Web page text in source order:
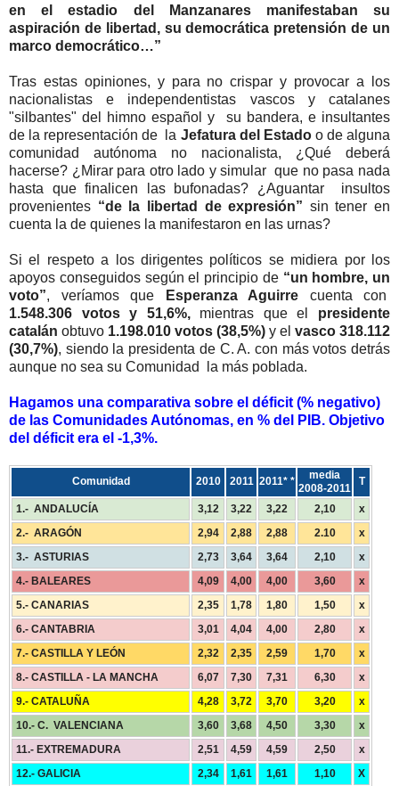
en el estadio del Manzanares manifestaban su
aspiración de libertad, su democrática pretensión de un
marco democrático…”
Tras estas opiniones, y para no crispar y provocar a los
nacionalistas e independentistas vascos y catalanes
"silbantes" del himno español y su bandera, e insultantes
de la representación de la Jefatura del Estadoo de alguna
comunidad autónoma no nacionalista, ¿Qué deberá
hacerse? ¿Mirar para otro lado y simular que no pasa nada
hasta que finalicen las bufonadas? ¿Aguantar insultos
provenientes “de la libertad de expresión” sin tener en
cuenta la de quienes la manifestaron en las urnas?
Si el respeto a los dirigentes políticos se midiera por los
apoyos conseguidos según el principio de “un hombre, un
voto”, veríamos que Esperanza Aguirre cuenta con
1.548.306 votos y 51,6%,mientras que el presidente
catalán obtuvo 1.198.010 votos (38,5%) y el vasco 318.112
(30,7%), siendo la presidenta de C. A. con más votos detrás
aunque no sea su Comunidad la más poblada.
Hagamos una comparativa sobre el déficit (% negativo)
de las Comunidades Autónomas, en % del PIB. Objetivo
del déficit era el -1,3%.
Comunidad 2010 2011 2011* *
media
2008-2011
T
1.- ANDALUCÍA 3,12 3,22 3,22 2,10
x
2.- ARAGÓN
2,94 2,88 2,88 2.10
x
3.- ASTURIAS
2,73 3,64 3,64 2,10
x
4.- BALEARES
4,09 4,00 4,00 3,60
x
5.- CANARIAS
2,35 1,78 1,80 1,50
x
6.- CANTABRIA
3,01 4,04 4,00 2,80
x
7.- CASTILLA Y LEÓN
2,32 2,35 2,59 1,70
x
8.- CASTILLA - LA MANCHA
6,07 7,30 7,31 6,30
x
9.- CATALUÑA
4,28 3,72 3,70 3,20
x
10.- C. VALENCIANA
3,60 3,68 4,50 3,30
x
11.- EXTREMADURA
2,51 4,59 4,59 2,50
x
12.- GALICIA
2,34 1,61 1,61 1,10 X